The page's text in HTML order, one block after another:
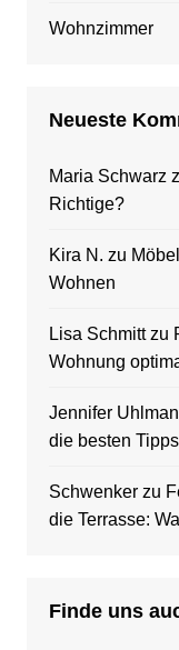
Wohnzimmer
Neueste
Maria Schwarz
Richtige?
Kira N. zu
Wohnen
Lisa Schmittzu
Wohnung
Jennifer
die besten Tipps
Schwenkerzu
die Terrasse:
Finde uns